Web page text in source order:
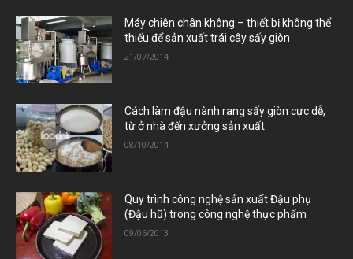
Máy chiên chân không – thiết bị không thể
thiếu để sản xuất trái cây sấy giòn
21/07/2014
Cách làm đậu nành rang sấy giòn cực dễ,
từ ở nhà đến xưởng sản xuất
08/10/2014
Quy trình công nghệ sản xuất Đậu phụ
(Đậu hũ) trong công nghệ thực phẩm
09/06/2013